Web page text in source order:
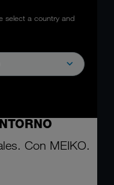
select a country and
PARA LA
Con MEIKO.